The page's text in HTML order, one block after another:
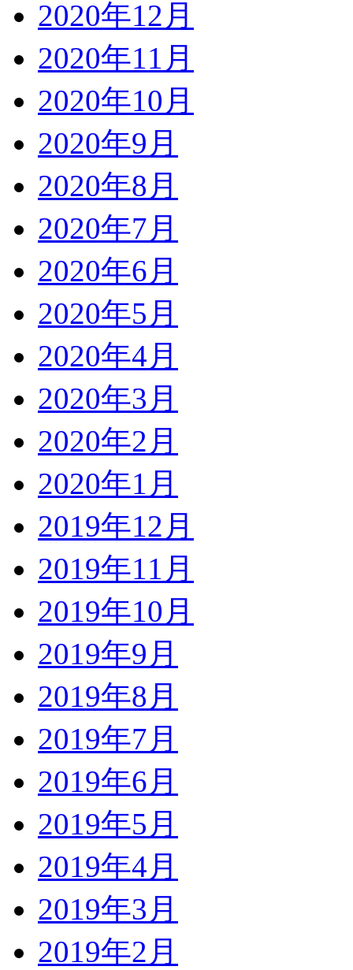
2020年12月
2020年11月
2020年10月
2020年9月
2020年8月
2020年7月
2020年6月
2020年5月
2020年4月
2020年3月
2020年2月
2020年1月
2019年12月
2019年11月
2019年10月
2019年9月
2019年8月
2019年7月
2019年6月
2019年5月
2019年4月
2019年3月
2019年2月